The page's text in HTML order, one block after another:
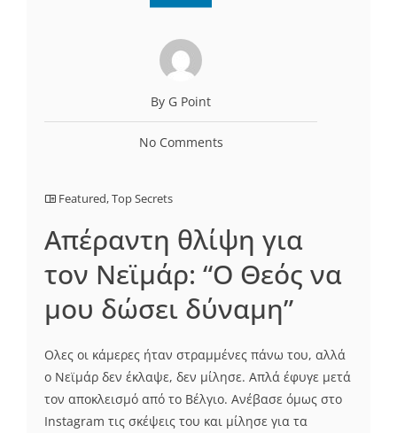
By G Point
No Comments
Featured,Top Secrets
Απέραντη θλίψη για
τον Νεϊμάρ: “Ο Θεός να
μου δώσει δύναμη”
Ολες οι κάμερες ήταν στραμμένες πάνω του, αλλά
ο Νεϊμάρ δεν έκλαψε, δεν μίλησε. Απλά έφυγε μετά
τον αποκλεισμό από το Βέλγιο. Ανέβασε όμως στο
Instagram τις σκέψεις του και μίλησε για τα